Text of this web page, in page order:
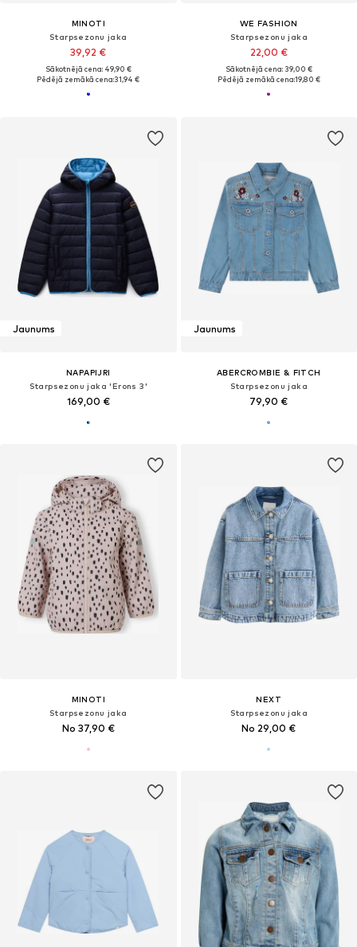
MINOTI
Starpsezonu jaka
39,92 €
Sākotnējā cena: 49,90 €
Pēdējā zemākā cena:31,94 €
WE FASHION
Starpsezonu jaka
22,00 €
Sākotnējā cena: 39,00 €
Pēdējā zemākā cena:19,80 €
Jaunums
NAPAPIJRI
Starpsezonu jaka 'Erons 3'
169,00 €
Jaunums
ABERCROMBIE & FITCH
Starpsezonu jaka
79,90 €
MINOTI
Starpsezonu jaka
No 37,90 €
NEXT
Starpsezonu jaka
No 29,00 €